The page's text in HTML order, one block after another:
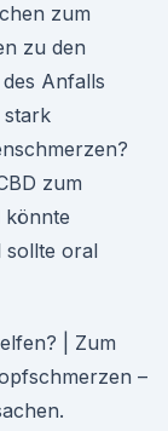
zum
zu den
Anfalls
stark
zum
könnte
sollte oral
| Zum
–